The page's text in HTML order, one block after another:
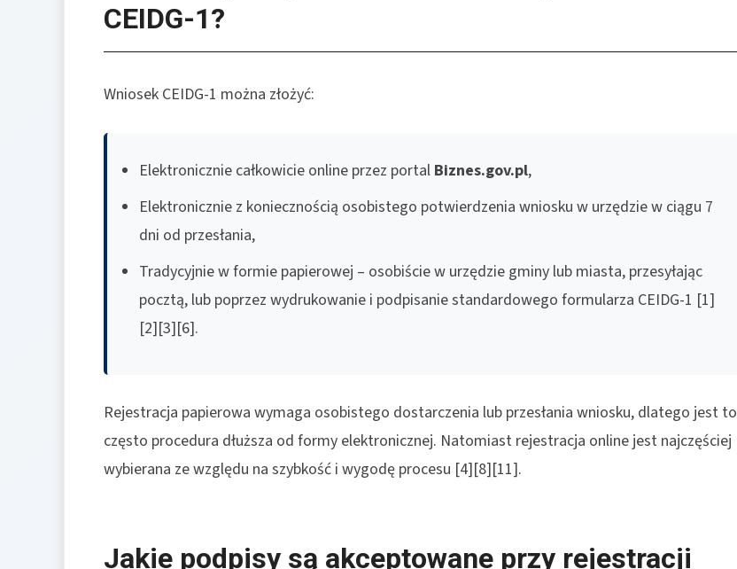
CEIDG-1?
Wniosek CEIDG-1 można złożyć:
Elektronicznie całkowicie online przez portal Biznes.gov.pl,
Elektronicznie z koniecznością osobistego potwierdzenia wniosku w urzędzie w ciągu 7
dni od przesłania,
Tradycyjnie w formie papierowej – osobiście w urzędzie gminy lub miasta, przesyłając
pocztą, lub poprzez wydrukowanie i podpisanie standardowego formularza CEIDG-1 [1]
[2][3][6].
Rejestracja papierowa wymaga osobistego dostarczenia lub przesłania wniosku, dlatego jest to
często procedura dłuższa od formy elektronicznej. Natomiast rejestracja online jest najczęściej
wybierana ze względu na szybkość i wygodę procesu [4][8][11].
Jakie podpisy są akceptowane przy rejestracji